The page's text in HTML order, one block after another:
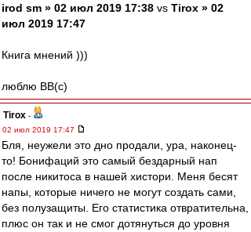
irod sm » 02 июл 2019 17:38 vs Tirox » 02
июл 2019 17:47
Книга мнений )))
люблю ВВ(с)
Tirox -
02 июл 2019 17:47
Бля, неужели это дно продали, ура, наконец-
то! Бонифаций это самый бездарный нап
после никитоса в нашей хистори. Меня бесят
напы, которые ничего не могут создать сами,
без полузащиты. Его статистика отвратительна,
плюс он так и не смог дотянуться до уровня